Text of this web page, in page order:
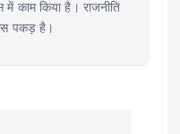
काम किया है। राजनीति
पकड़ है।